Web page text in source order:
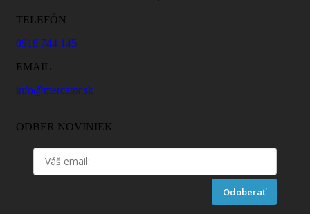
TELEFÓN
0918 744 145
EMAIL
info@mercator.sk
ODBER NOVINIEK
Odoberať